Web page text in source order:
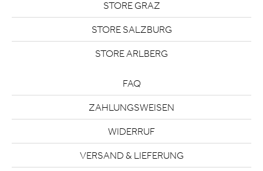
STORE GRAZ
STORE SALZBURG
STORE ARLBERG
FAQ
ZAHLUNGSWEISEN
WIDERRUF
VERSAND & LIEFERUNG